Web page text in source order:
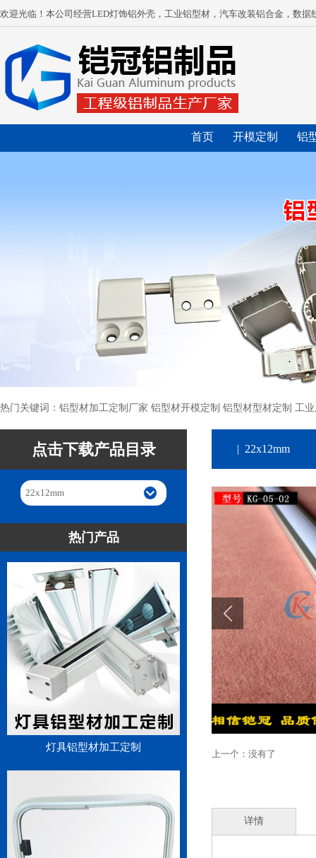
欢迎光临！本公司经营LED灯饰铝外壳，工业铝型材，汽车改装铝合金，数
首页 开模定制 铝
热门关键词：铝型材加工定制厂家 铝型材开模定制 铝型材型材定制 工
点击下载产品目录
22x12mm
热门产品
灯具铝型材加工定制
| 22x12mm
上一个：没有了
详情